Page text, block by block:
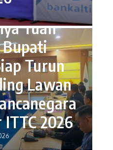
Tuan
Bupati
Turun
Lawan
ITTC 2026